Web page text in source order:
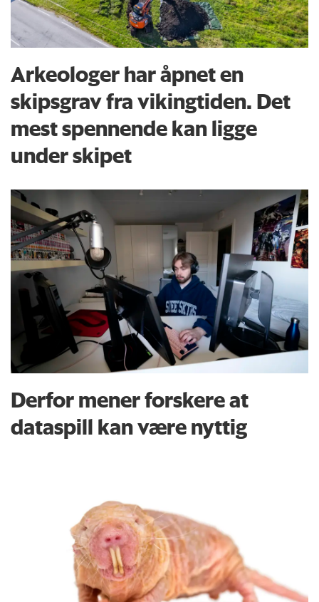
Arkeologer har åpnet en
skipsgrav fra vikingtiden. Det
mest spennende kan ligge
under skipet
Derfor mener forskere at
dataspill kan være nyttig